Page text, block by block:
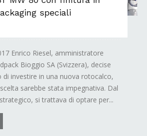
speciali
Enrico Riesel, amministratore
Bioggio SA (Svizzera), decise
di investire in una nuova rotocalco,
sarebbe stata impegnativa. Dal
si trattava di optare per...